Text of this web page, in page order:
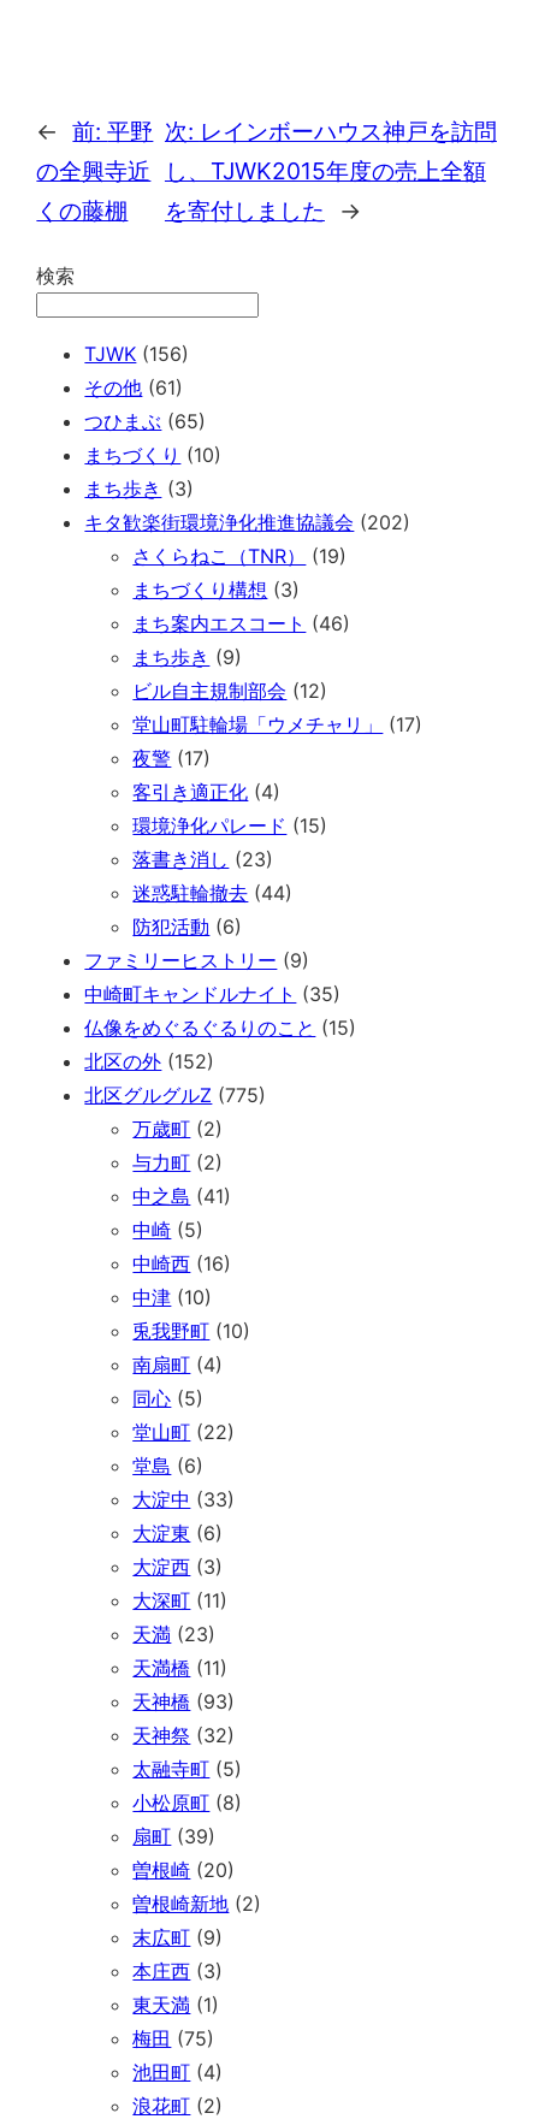
← 前:平野
の全興寺近
くの藤棚
次: レインボーハウス神戸を訪問
し、TJWK2015年度の売上全額
を寄付しました
→
検索
TJWK (156)
その他 (61)
つひまぶ (65)
まちづくり (10)
まち歩き (3)
キタ歓楽街環境浄化推進協議会 (202)
さくらねこ（TNR）
(19)
まちづくり構想 (3)
まち案内エスコート (46)
まち歩き (9)
ビル自主規制部会 (12)
堂山町駐輪場「ウメチャリ」
(17)
夜警 (17)
客引き適正化 (4)
環境浄化パレード (15)
落書き消し (23)
迷惑駐輪撤去 (44)
防犯活動 (6)
ファミリーヒストリー (9)
中崎町キャンドルナイト (35)
仏像をめぐるぐるりのこと (15)
北区の外 (152)
北区グルグルZ (775)
万歳町 (2)
与力町 (2)
中之島 (41)
中崎 (5)
中崎西 (16)
中津 (10)
兎我野町 (10)
南扇町 (4)
同心 (5)
堂山町 (22)
堂島 (6)
大淀中 (33)
大淀東 (6)
大淀西 (3)
大深町 (11)
天満 (23)
天満橋 (11)
天神橋 (93)
天神祭 (32)
太融寺町 (5)
小松原町 (8)
扇町 (39)
曽根崎 (20)
曽根崎新地 (2)
末広町 (9)
本庄西 (3)
東天満 (1)
梅田 (75)
池田町 (4)
浪花町 (2)